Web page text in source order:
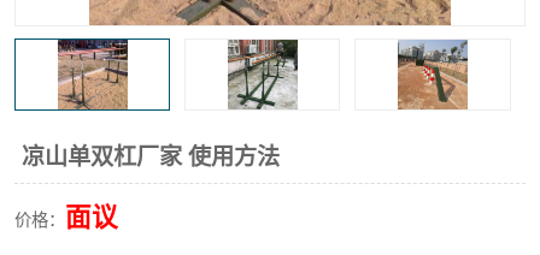
凉山单双杠厂家 使用方法
价格： 面议